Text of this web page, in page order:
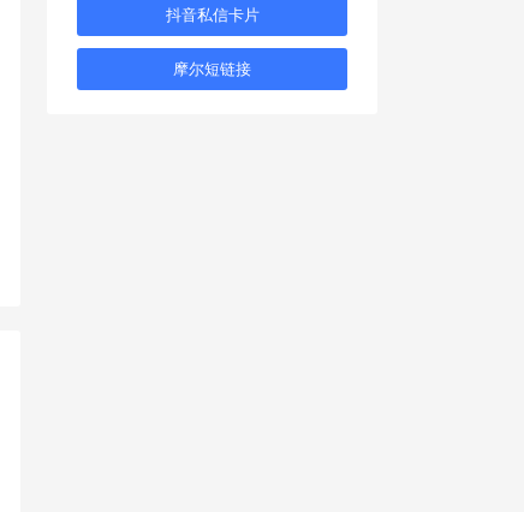
抖音私信卡片
摩尔短链接